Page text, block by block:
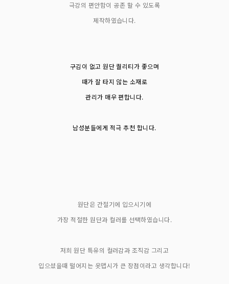
극강의 편안함이 공존 할 수 있도록
제작하였습니다.
구김이 없고 원단 퀄리티가 좋으며
때가 잘 타지 않는 소재로
관리가 매우 편합니다.
남성분들에게 적극 추천 합니다.
원단은 간절기에 입으시기에
가장 적절한 원단과 컬러를 선택하였습니다.
저희 원단 특유의 컬러감과 조직감 그리고
입으셨을때 떨어지는 옷맵시가 큰 장점이라고 생각합니다!